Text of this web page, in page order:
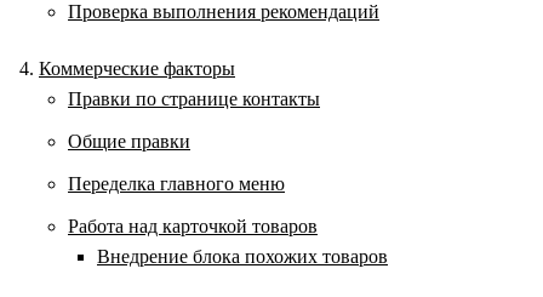
Проверка выполнения рекомендаций
Коммерческие факторы
Правки по странице контакты
Общие правки
Переделка главного меню
Работа над карточкой товаров
Внедрение блока похожих товаров